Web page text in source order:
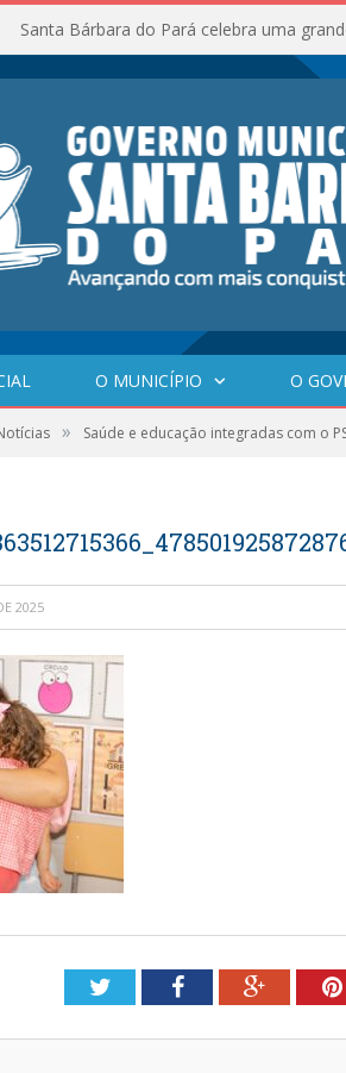
Santa Bárbara do Pará celebra uma
O MUNICÍPIO O
» Saúde e educação integradas com o
2025
TwitterFacebookGoogle+